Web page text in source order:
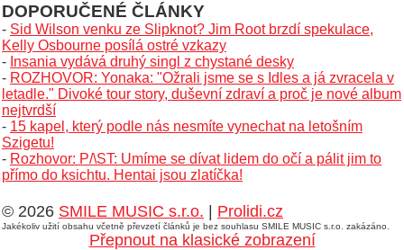
DOPORUČENÉ ČLÁNKY
- Sid Wilson venku ze Slipknot? Jim Root brzdí spekulace,
Kelly Osbourne posílá ostré vzkazy
- Insania vydává druhý singl z chystané desky
- ROZHOVOR: Yonaka: "Ožrali jsme se s Idles a já zvracela v
letadle." Divoké tour story, duševní zdraví a proč je nové album
nejtvrdší
- 15 kapel, který podle nás nesmíte vynechat na letošním
Szigetu!
- Rozhovor: P/\ST: Umíme se dívat lidem do očí a pálit jim to
přímo do ksichtu. Hentai jsou zlatíčka!
© 2026 SMILE MUSIC s.r.o. | Prolidi.cz
Jakékoliv užití obsahu včetně převzetí článků je bez souhlasu SMILE MUSIC s.r.o. zakázáno.
Přepnout na klasické zobrazení